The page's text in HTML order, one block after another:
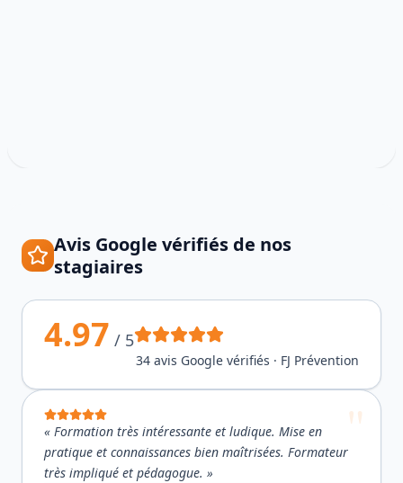
Avis Google vérifiés de nos
stagiaires
4.97 / 5
34 avis Google vérifiés · FJ Prévention
« Formation très intéressante et ludique. Mise en
pratique et connaissances bien maîtrisées. Formateur
très impliqué et pédagogue. »